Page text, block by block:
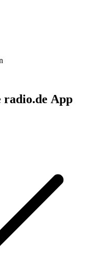
radio.de App